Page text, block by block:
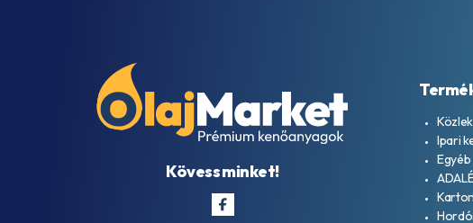
Kövess minket!
Ipari
Egyéb